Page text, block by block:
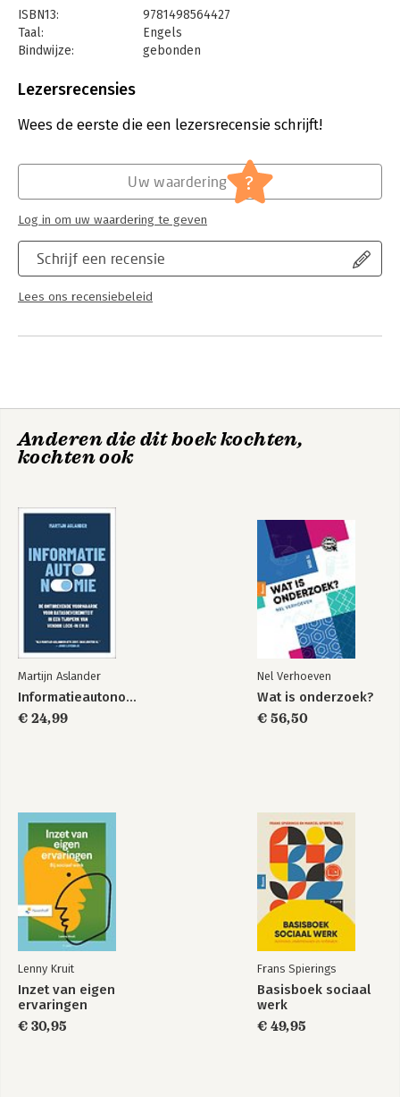
ISBN13:
9781498564427
Taal:
Engels
Bindwijze:
gebonden
Uitgever:
Lezersrecensies
Wees de eerste die een lezersrecensie schrijft!
Schrijf een recensie
Lees ons recensiebeleid
Uw waardering ?
Log in om uw waardering te geven
Anderen die dit boek kochten,
kochten ook
Martijn Aslander
Informatieautonomie
€ 24,99
Nel Verhoeven
Wat is onderzoek?
€ 56,50
Lenny Kruit
Inzet van eigen
ervaringen
€ 30,95
Frans Spierings
Basisboek sociaal
werk
€ 49,95